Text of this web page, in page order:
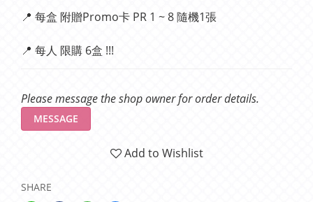
📍 每盒 附贈Promo卡 PR 1 ~ 8 隨機1張
📍 每人 限購 6盒 !!!
Please message the shop owner for order details.
MESSAGE
Add to Wishlist
SHARE